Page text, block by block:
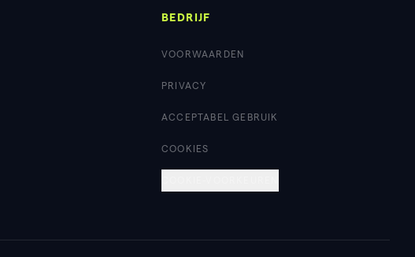
BEDRIJF
VOORWAARDEN
PRIVACY
ACCEPTABEL GEBRUIK
COOKIES